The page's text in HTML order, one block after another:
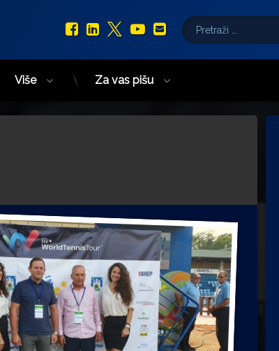
Facebook
LinkedIn
X.com
YouTube
E-mail
Pretraži:
Više Za vas pišu